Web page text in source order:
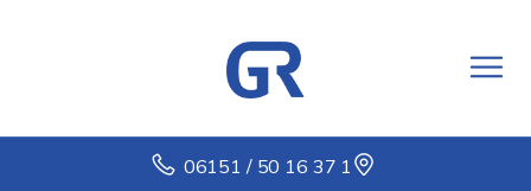
06151 / 50 16 37 1